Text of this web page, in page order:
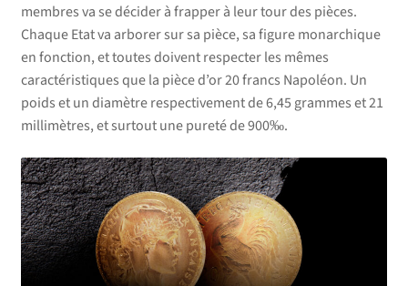
membres va se décider à frapper à leur tour des pièces.
Chaque Etat va arborer sur sa pièce, sa figure monarchique
en fonction, et toutes doivent respecter les mêmes
caractéristiques que la pièce d’or 20 francs Napoléon. Un
poids et un diamètre respectivement de 6,45 grammes et 21
millimètres, et surtout une pureté de 900‰.